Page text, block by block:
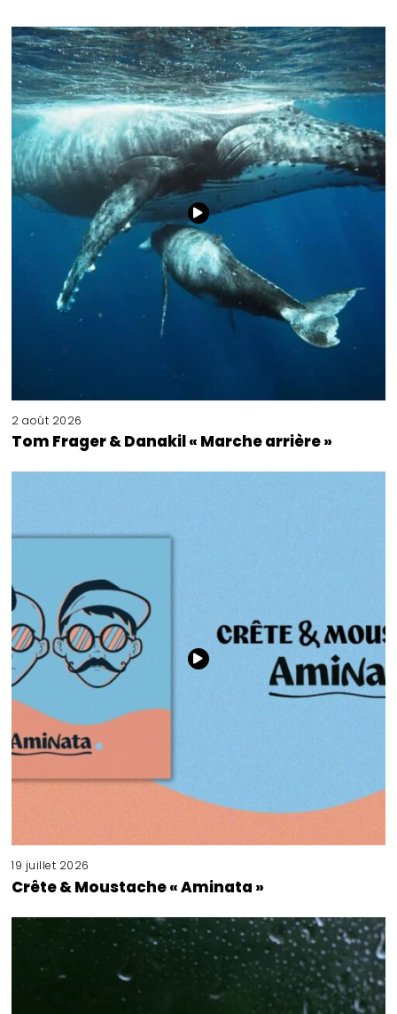
2 août 2026
Tom Frager & Danakil « Marche arrière »
19 juillet 2026
Crête & Moustache « Aminata »